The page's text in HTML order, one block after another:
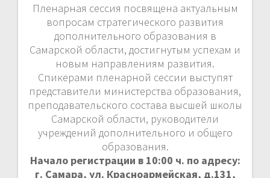
Пленарная сессия посвящена актуальным
вопросам стратегического развития
дополнительного образования в
Самарской области, достигнутым успехам и
новым направлениям развития.
Спикерами пленарной сессии выступят
представители министерства образования,
преподавательского состава высшей школы
Самарской области, руководители
учреждений дополнительного и общего
образования.
Начало регистрации в 10:00 ч. по адресу:
г. Самара, ул. Красноармейская, д.131,